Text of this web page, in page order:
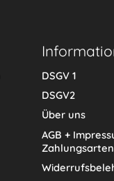
DSGV 1
DSGV2
Über uns
AGB +
Zahlungsarten